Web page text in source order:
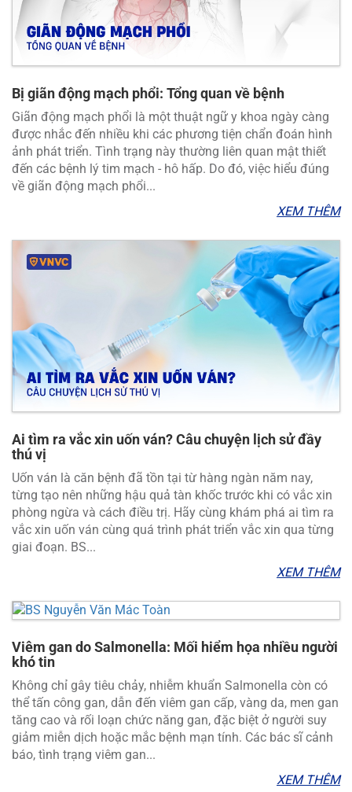
Bị giãn động mạch phổi: Tổng quan về bệnh
Giãn động mạch phổi là một thuật ngữ y khoa ngày càng
được nhắc đến nhiều khi các phương tiện chẩn đoán hình
ảnh phát triển. Tình trạng này thường liên quan mật thiết
đến các bệnh lý tim mạch - hô hấp. Do đó, việc hiểu đúng
về giãn động mạch phổi...
XEM THÊM
Ai tìm ra vắc xin uốn ván? Câu chuyện lịch sử đầy
thú vị
Uốn ván là căn bệnh đã tồn tại từ hàng ngàn năm nay,
từng tạo nên những hậu quả tàn khốc trước khi có vắc xin
phòng ngừa và cách điều trị. Hãy cùng khám phá ai tìm ra
vắc xin uốn ván cùng quá trình phát triển vắc xin qua từng
giai đoạn. BS...
XEM THÊM
Viêm gan do Salmonella: Mối hiểm họa nhiều người
khó tin
Không chỉ gây tiêu chảy, nhiễm khuẩn Salmonella còn có
thể tấn công gan, dẫn đến viêm gan cấp, vàng da, men gan
tăng cao và rối loạn chức năng gan, đặc biệt ở người suy
giảm miễn dịch hoặc mắc bệnh mạn tính. Các bác sĩ cảnh
báo, tình trạng viêm gan...
XEM THÊM